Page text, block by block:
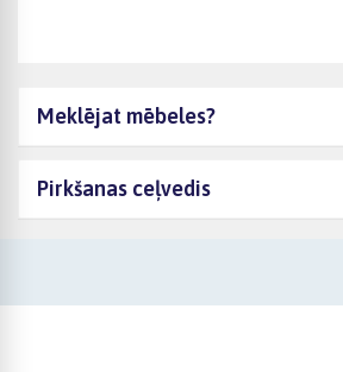
Meklējat mēbeles?
Pirkšanas ceļvedis